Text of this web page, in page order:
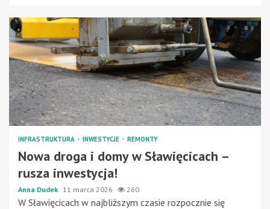
INFRASTRUKTURA INWESTYCJE REMONTY
Nowa droga i domy w Sławięcicach –
rusza inwestycja!
Anna Dudek 11 marca 2026 260
W Sławięcicach w najbliższym czasie rozpocznie się